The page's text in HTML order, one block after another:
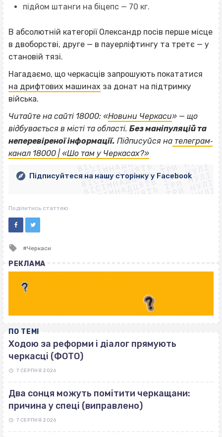
підйом штанги на біцепс — 70 кг.
В абсолютній категорії Олександр посів перше місце
в двоборстві, друге — в пауерліфтингу та третє — у
становій тязі.
Нагадаємо, що черкасців запрошують покататися
на дрифтових машинах за донат на підтримку
війська.
Читайте на сайті 18000: «Новини Черкаси» — що
відбувається в місті та області. Без маніпуляцій та
неперевіреної інформації. Підписуйся на телеграм‐
канал 18000 | «Шо там у Черкасах?»
ВІСІМНАДЦЯТЬ ТРИ НУЛІ
ВІСІМНАДЦЯТЬ ТРИ НУЛІ
ВІСІМНАДЦЯТЬ ТРИ НУЛІ
ВІСІМНАДЦЯТЬ ТРИ НУЛІ
ВІСІМНАДЦЯТЬ ТРИ НУЛІ
ВІСІМНАДЦЯТЬ ТРИ НУЛІ
ВІСІМНАДЦЯТЬ ТРИ НУЛІ
ВІСІМНАДЦЯТЬ ТРИ НУЛІ
Підписуйтеся на нашу сторінку у Facebook
Поділитись статтею
Tagged
Черкаси
РЕКЛАМА
ПО ТЕМІ
Ходою за реформи і діалог прямують
черкасці (ФОТО)
7 СЕРПНЯ 2026
Два сонця можуть помітити черкащани:
причина у спеці (виправлено)
7 СЕРПНЯ 2026